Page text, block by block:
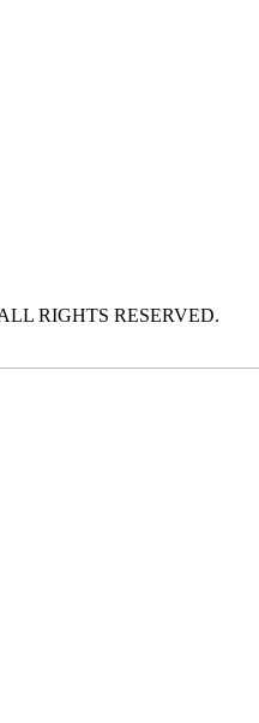
RIGHTS RESERVED.